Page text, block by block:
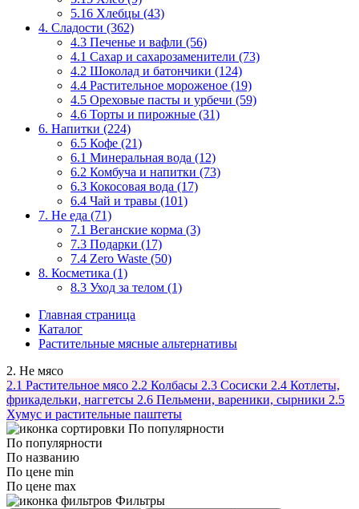
5.16 Хлебцы (43)
4. Сладости (362)
4.3 Печенье и вафли (56)
4.1 Сахар и сахарозаменители (73)
4.2 Шоколад и батончики (124)
4.4 Растительное мороженое (19)
4.5 Ореховые пасты и урбечи (59)
4.6 Торты и пирожные (31)
6. Напитки (224)
6.5 Кофе (21)
6.1 Минеральная вода (12)
6.2 Комбуча и напитки (73)
6.3 Кокосовая вода (17)
6.4 Чай и травы (101)
7. Не еда (71)
7.1 Веганские корма (3)
7.3 Подарки (17)
7.4 Zero Waste (50)
8. Косметика (1)
8.3 Уход за телом (1)
Главная страница
Каталог
Растительные мясные альтернативы
2. Не мясо
2.1 Растительное мясо 2.2 Колбасы 2.3 Сосиски 2.4 Котлеты,
фрикадельки, наггетсы 2.6 Пельмени, вареники, сырники 2.5
Хумус и растительные паштеты
По популярности
По популярности
По названию
По цене min
По цене max
Фильтры